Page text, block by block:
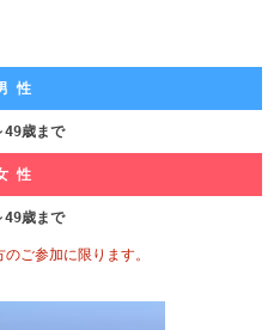
性
49歳まで
性
49歳まで
ご参加に限ります。